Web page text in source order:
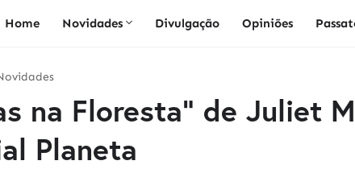
Home Novidades Divulgação Opiniões
na Floresta" de Juliet
Planeta